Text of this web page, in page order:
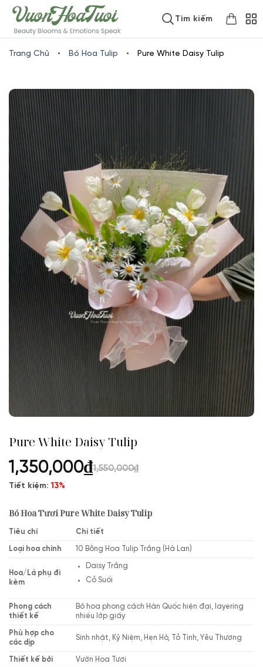
www.vuonhoatuoi.vnSkip
to
content
Tìm kiếm
Trang Chủ • Bó Hoa Tulip • Pure White Daisy Tulip
Pure White Daisy Tulip
1,350,000₫1,550,000₫
Tiết kiệm:13%
Bó Hoa Tươi Pure White Daisy Tulip
Tiêu chí Chi tiết
Loại hoa chính 10 Bông Hoa Tulip Trắng (Hà Lan)
Hoa/Lá phụ đi
kèm
Daisy Trắng
Cỏ Suối
Phong cách
thiết kế
Bó hoa phong cách Hàn Quốc hiện đại, layering
nhiều lớp giấy
Phù hợp cho
các dịp
Sinh nhật, Kỷ Niệm, Hẹn Hò, Tỏ Tình, Yêu Thương
Thiết kế bởi Vườn Hoa Tươi